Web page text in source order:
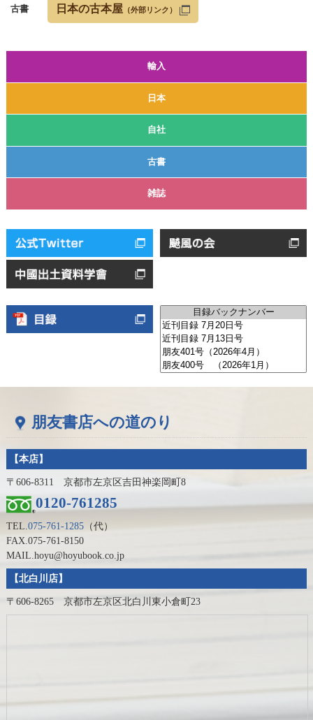
輸入
日本
自社
古書
雑誌
古書 日本の古本屋 （外部リンク）
朋友書店への道のり
【本店】
〒606-8311 京都市左京区吉田神楽岡町8
0120-761285
TEL.075-761-1285（代）
FAX.075-761-8150
MAIL.hoyu@hoyubook.co.jp
【北白川店】
〒606-8265 京都市左京区北白川東小倉町23